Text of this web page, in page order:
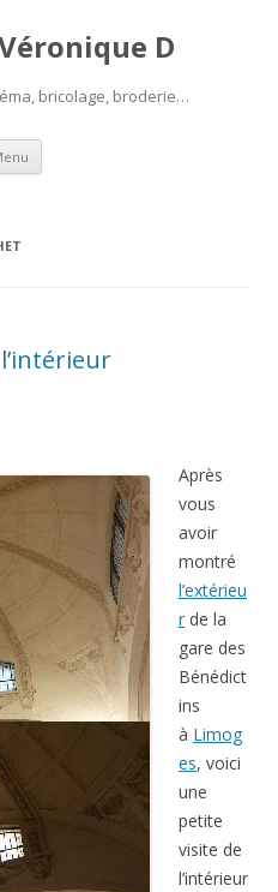
D
bricolage, broderie…
Aller
contenu
Après
vous
avoir
montré
l’extérieu
r de la
gare des
Bénédict
ins
à Limog
es, voici
une
petite
visite de
l’intérieur